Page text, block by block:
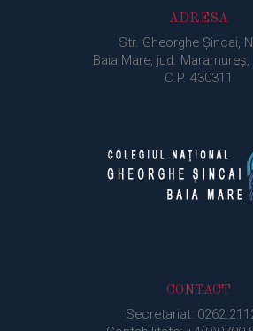
ADRESA
Str. Gheorghe Şincai,
Baia Mare, jud.
C.P. 430311
CONTACT
Secretariat: